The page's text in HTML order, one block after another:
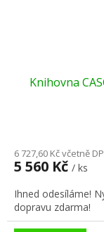
Knihovna
produktu
je
z
5
hvězdiček.
6 727,60 Kč včetně
5 560 Kč / ks
Ihned odesíláme!
dopravu zdarma!